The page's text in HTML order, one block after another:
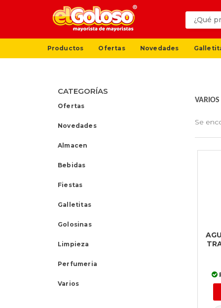
Productos Ofertas Novedades
CATEGORÍAS
Ofertas
Novedades
Almacen
Bebidas
Fiestas
Galletitas
Golosinas
Limpieza
Perfumeria
Varios
VARIOS
Se